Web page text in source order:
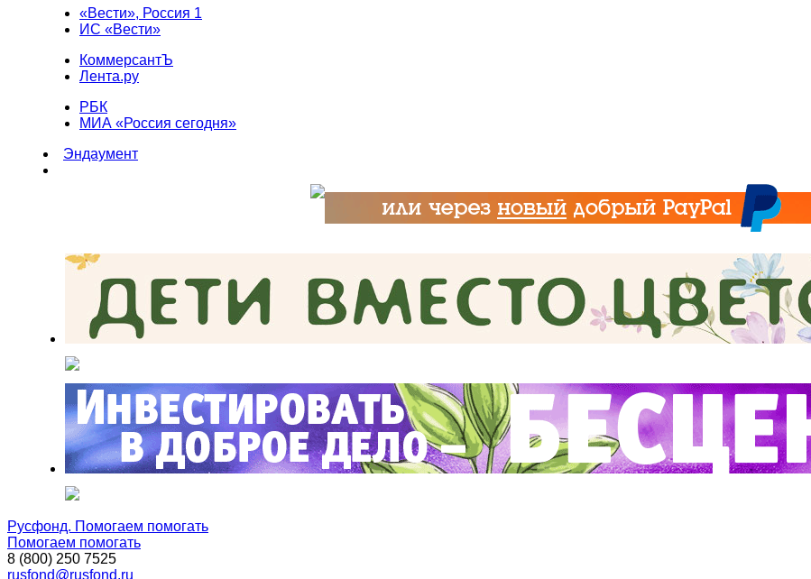
«Вести», Россия 1
ИС «Вести»
КоммерсантЪ
Лента.ру
РБК
МИА «Россия сегодня»
Эндаумент
Русфонд. Помогаем помогать
Помогаем помогать
8 (800) 250 7525
rusfond@rusfond.ru